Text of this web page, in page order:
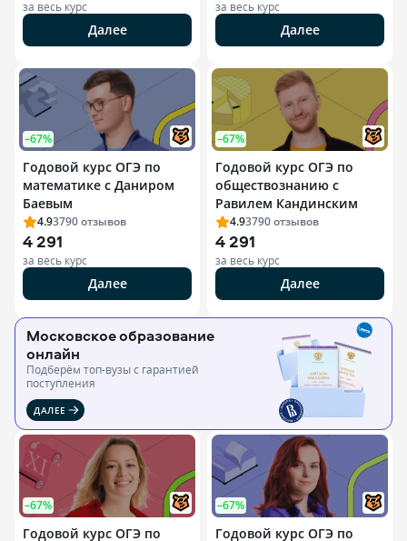
за весь курс
Далее
за весь курс
Далее
–67%
Годовой курс ОГЭ по
математике с Даниром
Баевым
4.93790отзывов
4 291
за весь курс
Далее
–67%
Годовой курс ОГЭ по
обществознанию с
Равилем Кандинским
4.93790отзывов
4 291
за весь курс
Далее
Московское образование
онлайн
Подберём топ-вузы c гарантией
поступления
ДАЛЕЕ
–67%
Годовой курс ОГЭ по
–67%
Годовой курс ОГЭ по